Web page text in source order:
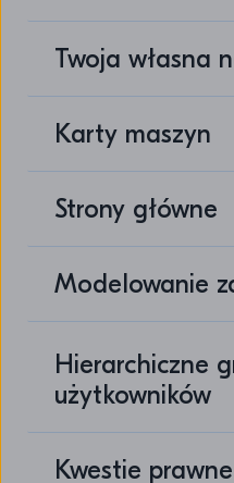
Twoja własna
Karty maszyn
Strony główne
Modelowanie
Hierarchiczne
użytkowników
Kwestie prawne